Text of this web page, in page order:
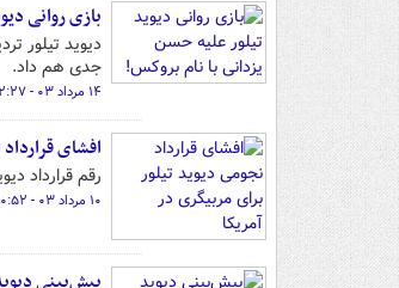
بازی روانی
دیوید تیلور
جدی هم داد.
۱۴ مرداد ۰۳ - ۰۲:۲۷
افشای
رقم قرارداد
۱۰ مرداد ۰۳ - ۱۰:۵۲